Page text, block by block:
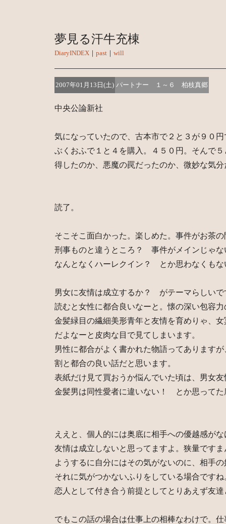
夢見る汗牛充棟
DiaryINDEX｜ past｜ will
2007年01月13日(土) パートナー １～６ 柏枝真郷
中央公論新社
気になっていたので、古本市で２と３が９０
ぶくおふで１と４を購入。４５０円。そんで
得したのか、悪魔の罠だったのか、微妙な気分
読了。
そこそこ面白かった。楽しめた。事件がお茶
刑事ものと違うところ？ 事件がメインじゃな
なんとなくハーレクイン？ とか思わなくもな
男女に友情は成立するか？ がテーマらしいで
読むと女性に都合良いなーと。懐の深い包容
金髪緑目の繊細美形青年と友情を育めりゃ、
だよなーと皮肉な目で見てしまいます。
男性に都合がよく書かれた物語ってあります
割と都合の良い話だと思います。
表紙だけ見て買おうか悩んでいた頃は、男女
金髪男は同性愛者に違いない！ とか思ってた
ええと、個人的には奥底に相手への優越感が
友情は成立しないと思ってますよ。狭量ですま
ようするに自分にはその気がないのに、相手
それに気がつかないふりをしている場合ですね
恋人として付き合う前提としてとりあえず友
でもこの話の場合は仕事上の相棒なわけで。